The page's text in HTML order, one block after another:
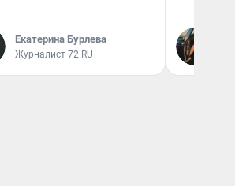
Екатерина Бурлева
Журналист 72.RU